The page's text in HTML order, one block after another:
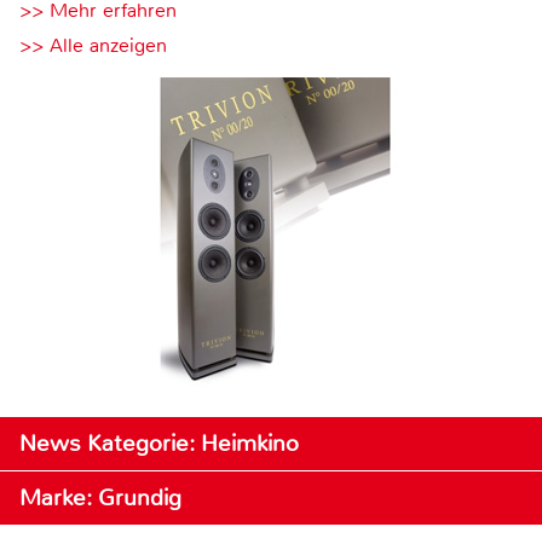
>> Mehr erfahren
>> Alle anzeigen
News Kategorie: Heimkino
Marke: Grundig